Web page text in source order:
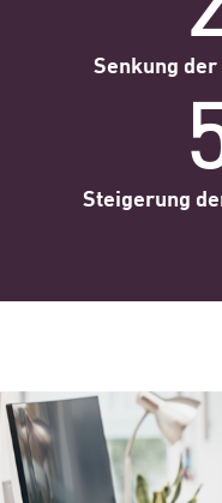
Senkung
Steigerung